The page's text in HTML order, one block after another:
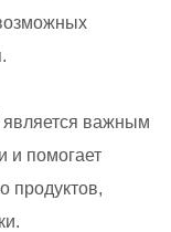
является важным
и помогает
продуктов,